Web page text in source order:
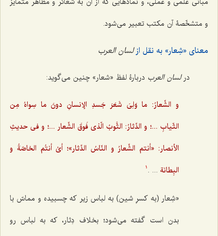
و متشخّصۀ آن مکتب تعبیر می‌شود.
معنای «شِعار» به نقل ازلسان العرب
درلسان العرب دربارۀ لفظ «شعار» چنین می‌گوید:
و الشِّعارُ: ما وَلِیَ شَعَرَ جَسدِ الإنسانِ دونَ ما سِواهُ مِن
الثّیابِ ...؛ و الدِّثارُ: الثَّوبُ الّذی فَوقَ الشِّعار ...؛ و فی حدیثِ
الأنصار: «أنتم الشِّعارُ و النّاسُ الدِّثار»؛ أیْ أنتُم الخاصّةُ و
البِطانة ... .
1
«شِعار (به کسرِ شین) به لباس زیر که چسبیده و مماسّ با
بدن است گفته می‌شود؛ بخلاف دِثار، که به لباس رو